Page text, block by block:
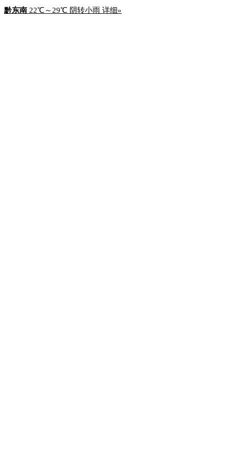
黔东南 22℃ ～ 29℃ 阴转小雨 详细»